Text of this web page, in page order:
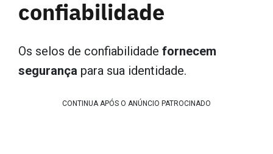
confiabilidade
Os selos de confiabilidade fornecem
segurança para sua identidade.
CONTINUA APÓS O ANÚNCIO PATROCINADO